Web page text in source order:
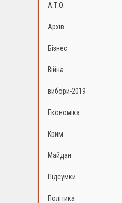
А.Т.О.
Архів
Бізнес
Війна
вибори-2019
Економіка
Крим
Майдан
Підсумки
Політика